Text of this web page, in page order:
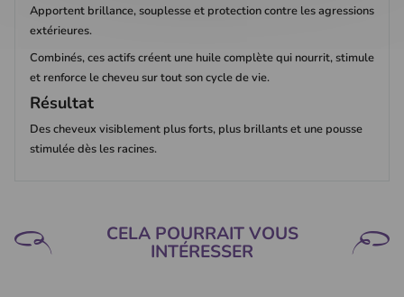
Apportent brillance, souplesse et protection contre les agressions
extérieures.
Combinés, ces actifs créent une huile complète qui nourrit, stimule
et renforce le cheveu sur tout son cycle de vie.
Résultat
Des cheveux visiblement plus forts, plus brillants et une pousse
stimulée dès les racines.
CELA POURRAIT VOUS
INTÉRESSER